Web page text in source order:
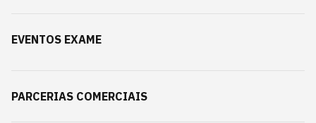
EVENTOS EXAME
PARCERIAS COMERCIAIS